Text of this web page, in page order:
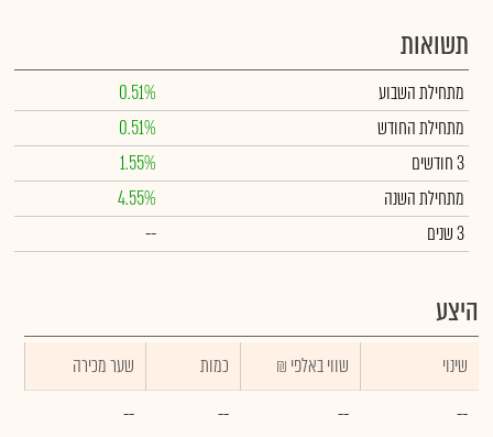
תשואות
מתחילת השבוע
0.51%
מתחילת החודש
0.51%
3 חודשים
1.55%
מתחילת השנה
4.55%
3 שנים
--
היצע
שינוי ₪ שווי באלפי כמות
שער מכירה
--
--
--
--